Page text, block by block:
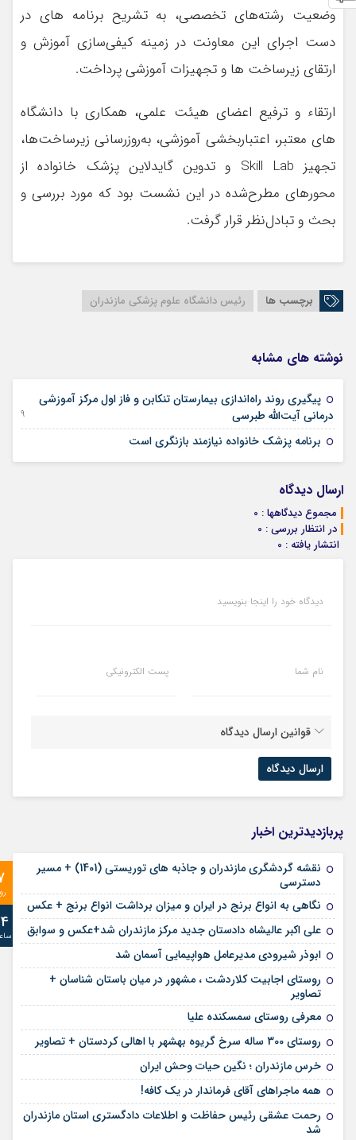
وضعیت رشته‌های تخصصی، به تشریح برنامه های در
دست اجرای این معاونت در زمینه کیفی‌سازی آموزش و
ارتقای زیرساخت ها و تجهیزات آموزشی پرداخت.
ارتقاء و ترفیع اعضای هیئت علمی، همکاری با دانشگاه
های معتبر، اعتباربخشی آموزشی، به‌روزرسانی زیرساخت‌ها،
تجهیز Skill Lab و تدوین گایدلاین پزشک خانواده از
محور‌های مطرح‌شده در این نشست بود که مورد بررسی و
بحث و تبادل‌نظر قرار گرفت.
برچسب ها رئیس دانشگاه علوم پزشکی مازندران
نوشته های مشابه
پیگیری روند راه‌اندازی بیمارستان‌ تنکابن و فاز اول مرکز آموزشی
درمانی آیت‌الله طبرسی
29 جولای 2025
برنامه پزشک خانواده نیازمند بازنگری است
ارسال دیدگاه
مجموع دیدگاهها : 0
در انتظار بررسی : 0
انتشار یافته : 0
دیدگاه خود را اینجا بنویسید
نام شما پست الکترونیکی
قوانین ارسال دیدگاه
پربازدیدترین اخبار
نقشه گردشگری مازندران و جاذبه های توریستی (1401) + مسیر
دسترسی
نگاهی به انواع برنج در ایران و میزان برداشت انواع برنج + عکس
علی‌ اکبر عالیشاه دادستان جدید مرکز مازندران شد+عکس و سوابق
ابوذر شیرودی مدیرعامل هواپیمایی آسمان شد
روستای اجابیت کلاردشت ، مشهور در میان باستان شناسان +
تصاویر
معرفی روستای سمسکنده علیا
روستای 300 ساله سرخ ‌گریوه بهشهر با اهالی کردستان + تصاویر
خرس مازندران ؛ نگین حیات وحش ایران
همه ماجراهای آقای فرماندار در یک کافه!
رحمت عشقی رئیس حفاظت و اطلاعات دادگستری استان مازندران
شد